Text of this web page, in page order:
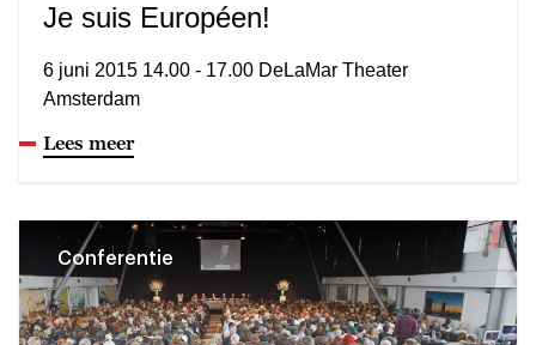
Je suis Européen!
6 juni 2015 14.00 - 17.00 DeLaMar Theater
Amsterdam
Lees meer
Conferentie